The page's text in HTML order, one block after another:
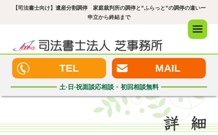
【司法書士向け】遺産分割調停 家庭裁判所の調停と”ふらっと”の調停の違いー
申立から終結まで
TEL MAIL
土·日·祝面談応相談 初回相談無料